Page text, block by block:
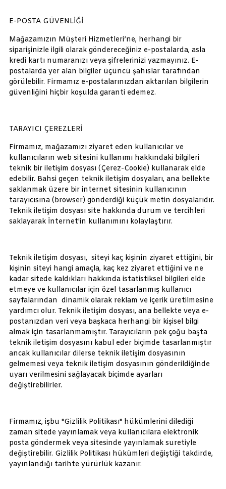
E-POSTA GÜVENLİĞİ
Mağazamızın Müşteri Hizmetleri’ne, herhangi bir
siparişinizle ilgili olarak göndereceğiniz e-postalarda, asla
kredi kartı numaranızı veya şifrelerinizi yazmayınız. E-
postalarda yer alan bilgiler üçüncü şahıslar tarafından
görülebilir. Firmamız e-postalarınızdan aktarılan bilgilerin
güvenliğini hiçbir koşulda garanti edemez.
TARAYICI ÇEREZLERİ
Firmamız, mağazamızı ziyaret eden kullanıcılar ve
kullanıcıların web sitesini kullanımı hakkındaki bilgileri
teknik bir iletişim dosyası (Çerez-Cookie) kullanarak elde
edebilir. Bahsi geçen teknik iletişim dosyaları, ana bellekte
saklanmak üzere bir internet sitesinin kullanıcının
tarayıcısına (browser) gönderdiği küçük metin dosyalarıdır.
Teknik iletişim dosyası site hakkında durum ve tercihleri
saklayarak İnternet'in kullanımını kolaylaştırır.
Teknik iletişim dosyası, siteyi kaç kişinin ziyaret ettiğini, bir
kişinin siteyi hangi amaçla, kaç kez ziyaret ettiğini ve ne
kadar sitede kaldıkları hakkında istatistiksel bilgileri elde
etmeye ve kullanıcılar için özel tasarlanmış kullanıcı
sayfalarından dinamik olarak reklam ve içerik üretilmesine
yardımcı olur. Teknik iletişim dosyası, ana bellekte veya e-
postanızdan veri veya başkaca herhangi bir kişisel bilgi
almak için tasarlanmamıştır. Tarayıcıların pek çoğu başta
teknik iletişim dosyasını kabul eder biçimde tasarlanmıştır
ancak kullanıcılar dilerse teknik iletişim dosyasının
gelmemesi veya teknik iletişim dosyasının gönderildiğinde
uyarı verilmesini sağlayacak biçimde ayarları
değiştirebilirler.
Firmamız, işbu "Gizlilik Politikası" hükümlerini dilediği
zaman sitede yayınlamak veya kullanıcılara elektronik
posta göndermek veya sitesinde yayınlamak suretiyle
değiştirebilir. Gizlilik Politikası hükümleri değiştiği takdirde,
yayınlandığı tarihte yürürlük kazanır.